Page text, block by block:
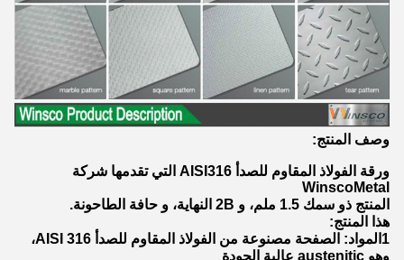
وصف المنتج:
ورقة الفولاذ المقاوم للصدأ AISI316 التي تقدمها شركة
WinscoMetal
المنتج ذو سمك 1.5 ملم، و 2B النهاية، و حافة الطاحونة.
هذا المنتج:
1المواد: الصفحة مصنوعة من الفولاذ المقاوم للصدأ AISI 316،
وهو austenitic عالية الجودة